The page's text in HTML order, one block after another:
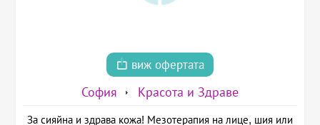
виж офертата
София Красота и Здраве
За сияйна и здрава кожа! Мезотерапия на лице, шия или